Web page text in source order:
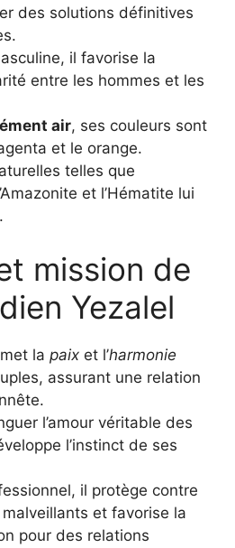
des solutions définitives
il favorise la
entre les hommes et les
air, ses couleurs sont
et le orange.
telles que
et l’Hématite lui
mission de
Yezalel
la paix et l’harmonie
assurant une relation
l’amour véritable des
l’instinct de ses
il protège contre
et favorise la
pour des relations